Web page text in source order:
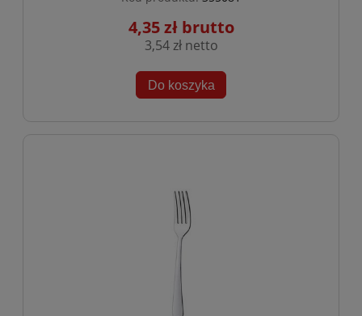
4,35 zł
3,54 zł
Do koszyka